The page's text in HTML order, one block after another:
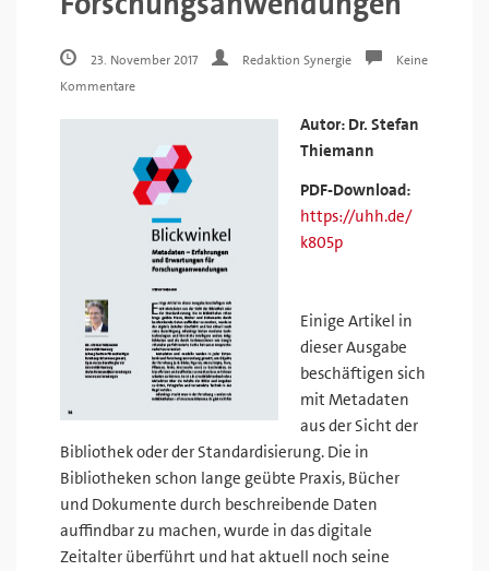
23. November 2017 Redaktion Synergie
Keine
Kommentare
Autor: Dr. Stefan
Thiemann
PDF-Download:
https://uhh.de/
k805p
Einige Artikel in
dieser Ausgabe
beschäftigen sich
mit Metadaten
aus der Sicht der
Bibliothek oder der Standardisierung. Die in
Bibliotheken schon lange geübte Praxis, Bücher
und Dokumente durch beschreibende Daten
auffindbar zu machen, wurde in das digitale
Zeitalter überführt und hat aktuell noch seine